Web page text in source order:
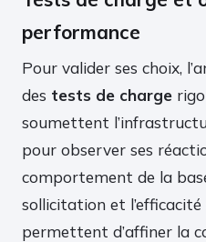
performance
Pour valider ses choix,
des tests de charge
soumettent
pour observer ses
comportement de la
sollicitation et
permettent d’affiner la